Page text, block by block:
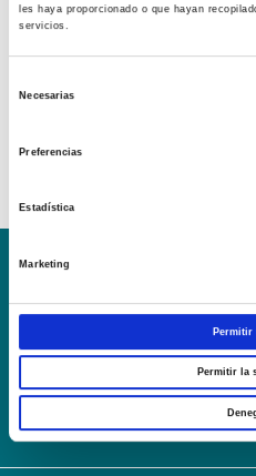
les haya proporcionado o que hayan
servicios.
Necesarias
Preferencias
Estadística
Marketing
Permitir
Permitir la
AVISO LEGAL – TÉRMINOS Y
Política
Contacto